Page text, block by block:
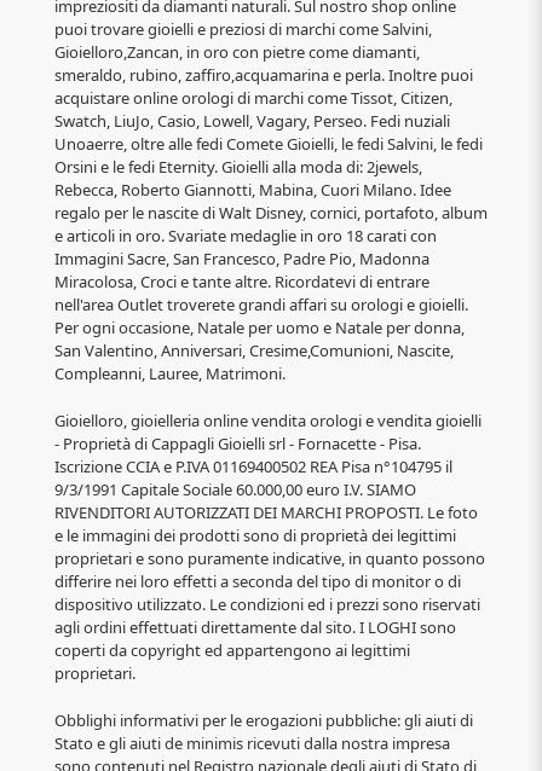
impreziositi da diamanti naturali. Sul nostro shop online
puoi trovare gioielli e preziosi di marchi come Salvini,
Gioielloro,Zancan, in oro con pietre come diamanti,
smeraldo, rubino, zaffiro,acquamarina e perla. Inoltre puoi
acquistare online orologi di marchi come Tissot, Citizen,
Swatch, LiuJo, Casio, Lowell, Vagary, Perseo. Fedi nuziali
Unoaerre, oltre alle fedi Comete Gioielli, le fedi Salvini, le fedi
Orsini e le fedi Eternity. Gioielli alla moda di: 2jewels,
Rebecca, Roberto Giannotti, Mabina, Cuori Milano. Idee
regalo per le nascite di Walt Disney, cornici, portafoto, album
e articoli in oro. Svariate medaglie in oro 18 carati con
Immagini Sacre, San Francesco, Padre Pio, Madonna
Miracolosa, Croci e tante altre. Ricordatevi di entrare
nell'area Outlet troverete grandi affari su orologi e gioielli.
Per ogni occasione, Natale per uomo e Natale per donna,
San Valentino, Anniversari, Cresime,Comunioni, Nascite,
Compleanni, Lauree, Matrimoni.
Gioielloro, gioielleria online vendita orologi e vendita gioielli
- Proprietà di Cappagli Gioielli srl - Fornacette - Pisa.
Iscrizione CCIA e P.IVA 01169400502 REA Pisa n°104795 il
9/3/1991 Capitale Sociale 60.000,00 euro I.V. SIAMO
RIVENDITORI AUTORIZZATI DEI MARCHI PROPOSTI. Le foto
e le immagini dei prodotti sono di proprietà dei legittimi
proprietari e sono puramente indicative, in quanto possono
differire nei loro effetti a seconda del tipo di monitor o di
dispositivo utilizzato. Le condizioni ed i prezzi sono riservati
agli ordini effettuati direttamente dal sito. I LOGHI sono
coperti da copyright ed appartengono ai legittimi
proprietari.
Obblighi informativi per le erogazioni pubbliche: gli aiuti di
Stato e gli aiuti de minimis ricevuti dalla nostra impresa
sono contenuti nel Registro nazionale degli aiuti di Stato di